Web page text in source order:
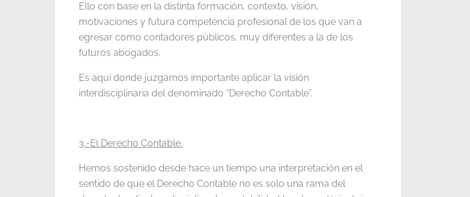
Ello con base en la distinta formación, contexto, visión,
motivaciones y futura competencia profesional de los que van a
egresar como contadores públicos, muy diferentes a la de los
futuros abogados.
Es aquí donde juzgamos importante aplicar la visión
interdisciplinaria del denominado “Derecho Contable”.
3.-El Derecho Contable.
Hemos sostenido desde hace un tiempo una interpretación en el
sentido de que el Derecho Contable no es solo una rama del